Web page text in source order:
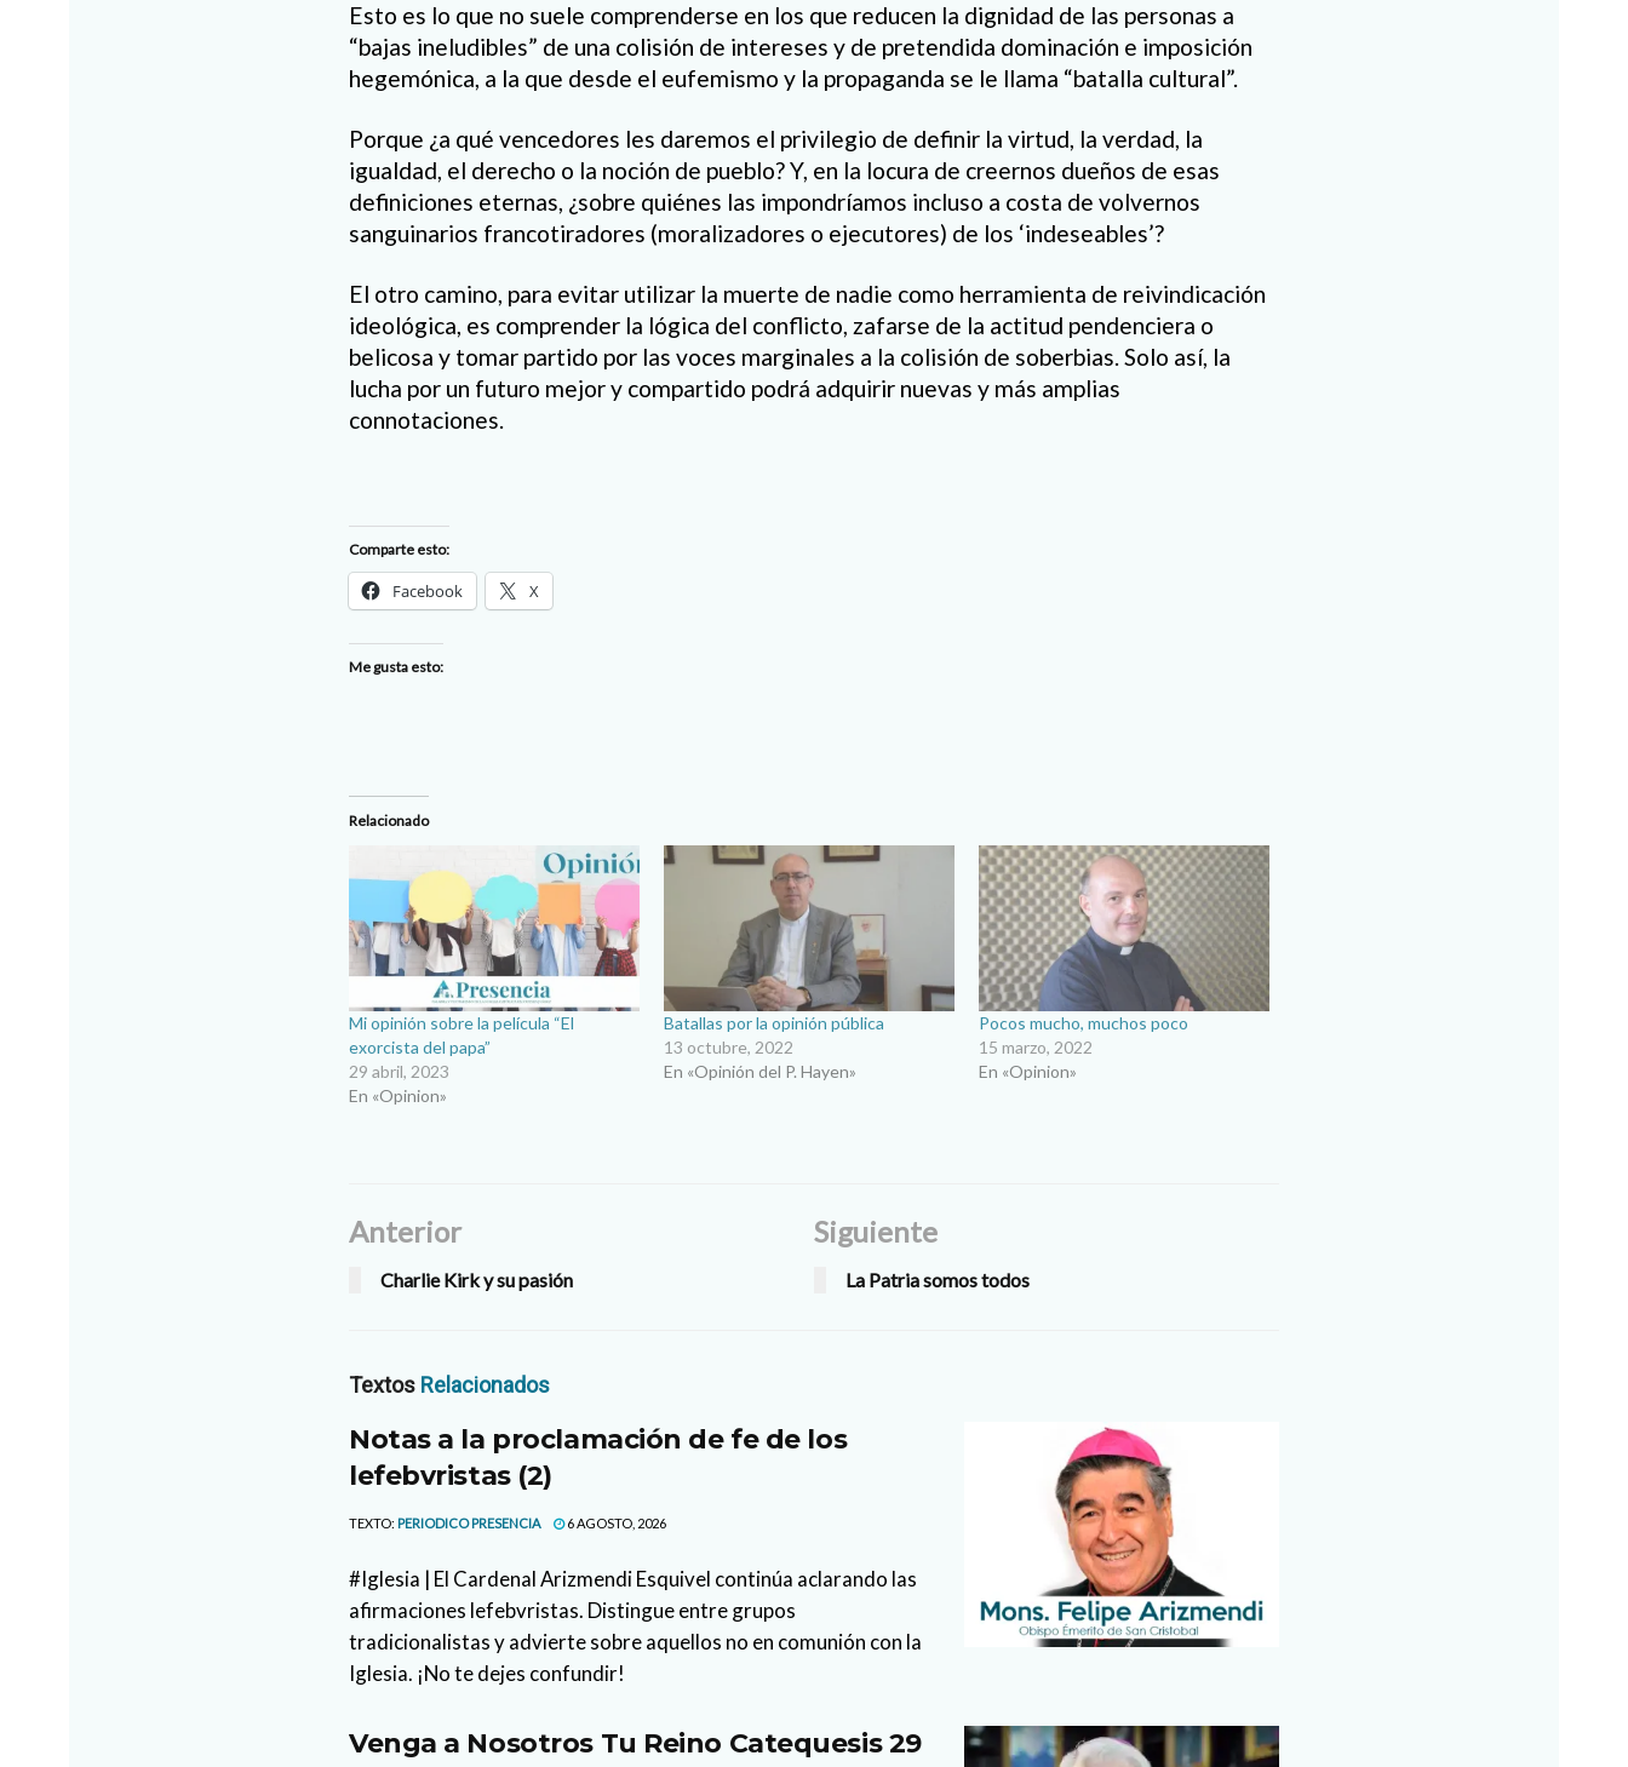
Esto es lo que no suele comprenderse en los que reducen la dignidad de las personas a
“bajas ineludibles” de una colisión de intereses y de pretendida dominación e imposición
hegemónica, a la que desde el eufemismo y la propaganda se le llama “batalla cultural”.
Porque ¿a qué vencedores les daremos el privilegio de definir la virtud, la verdad, la
igualdad, el derecho o la noción de pueblo? Y, en la locura de creernos dueños de esas
definiciones eternas, ¿sobre quiénes las impondríamos incluso a costa de volvernos
sanguinarios francotiradores (moralizadores o ejecutores) de los ‘indeseables’?
El otro camino, para evitar utilizar la muerte de nadie como herramienta de reivindicación
ideológica, es comprender la lógica del conflicto, zafarse de la actitud pendenciera o
belicosa y tomar partido por las voces marginales a la colisión de soberbias. Solo así, la
lucha por un futuro mejor y compartido podrá adquirir nuevas y más amplias
connotaciones.
Comparte esto:
Facebook X
Me gusta esto:
Relacionado
Mi opinión sobre la película “El
exorcista del papa”
29 abril, 2023
En «Opinion»
Batallas por la opinión pública
13 octubre, 2022
En «Opinión del P. Hayen»
Pocos mucho, muchos poco
15 marzo, 2022
En «Opinion»
Anterior
Charlie Kirk y su pasión
Siguiente
La Patria somos todos
Textos Relacionados
Notas a la proclamación de fe de los
lefebvristas (2)
TEXTO: PERIODICO PRESENCIA 6 AGOSTO, 2026
#Iglesia | El Cardenal Arizmendi Esquivel continúa aclarando las
afirmaciones lefebvristas. Distingue entre grupos
tradicionalistas y advierte sobre aquellos no en comunión con la
Iglesia. ¡No te dejes confundir!
Venga a Nosotros Tu Reino Catequesis 29